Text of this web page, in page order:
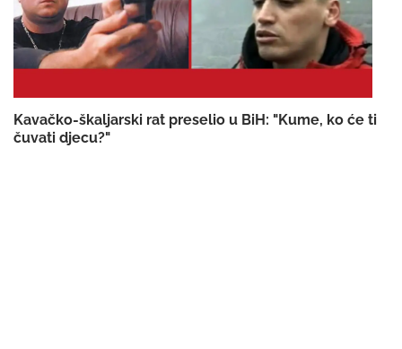
Kavačko-škaljarski rat preselio u BiH: "Kume, ko će ti
čuvati djecu?"